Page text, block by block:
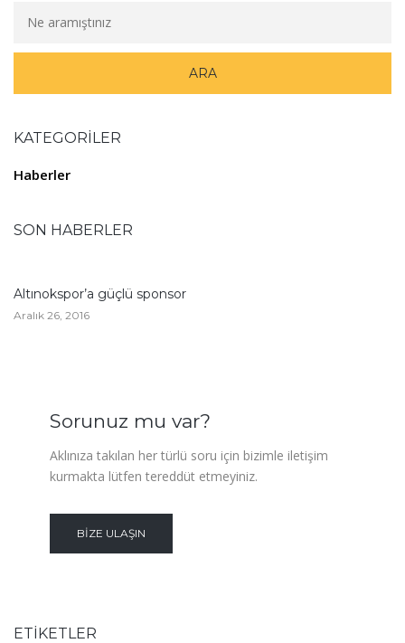
KATEGORILER
Haberler
SON HABERLER
Altınokspor’a güçlü sponsor
Aralık 26, 2016
Sorunuz mu var?
Aklınıza takılan her türlü soru için bizimle iletişim
kurmakta lütfen tereddüt etmeyiniz.
BIZE ULAŞIN
ETIKETLER